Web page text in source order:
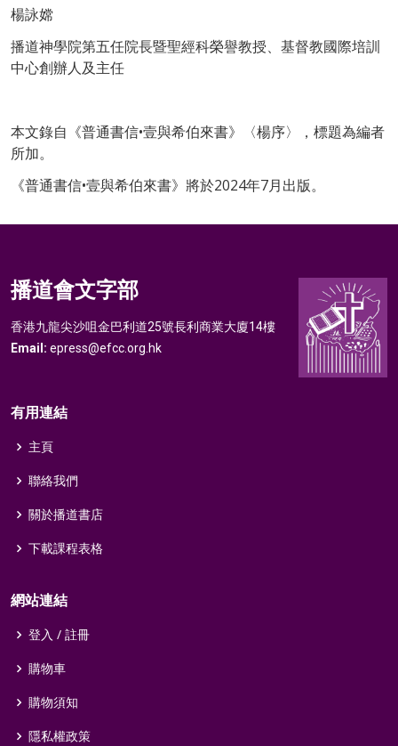
楊詠嫦
播道神學院第五任院長暨聖經科榮譽教授、 基督教國際培訓
中心創辦人及主任
本文錄自《普通書信•壹與希伯來書》〈楊序〉，標題為編者
所加。
《普通書信•壹與希伯來書》將於2024年7月出版。
播道會文字部
香港九龍尖沙咀金巴利道25號長利商業大廈14樓
Email: epress@efcc.org.hk
有用連結
主頁
聯絡我們
關於播道書店
下載課程表格
網站連結
登入 / 註冊
購物車
購物須知
隱私權政策